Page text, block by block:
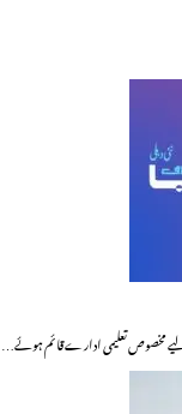
مخصوص تعلیمی ادارے قائم ہوئے…